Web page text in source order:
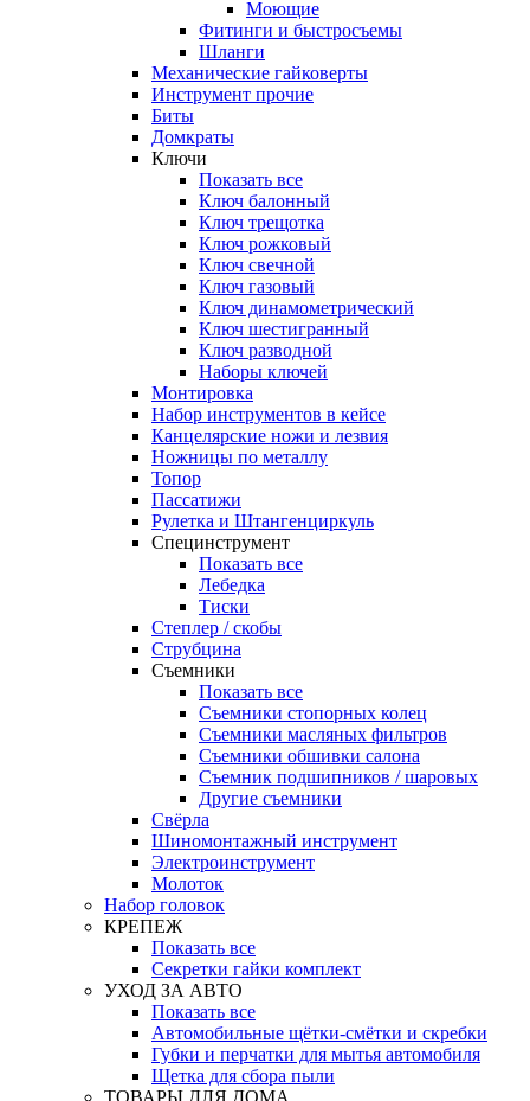
Моющие
Фитинги и быстросъемы
Шланги
Механические гайковерты
Инструмент прочиe
Биты
Домкраты
Ключи
Показать все
Ключ балонный
Ключ трещотка
Ключ рожковый
Ключ свечной
Ключ газовый
Ключ динамометрический
Ключ шестигранный
Ключ разводной
Наборы ключей
Монтировка
Набор инструментов в кейсе
Канцелярские ножи и лезвия
Ножницы по металлу
Топор
Пассатижи
Рулетка и Штангенциркуль
Специнструмент
Показать все
Лебедка
Тиски
Степлер / скобы
Струбцина
Съемники
Показать все
Съемники стопорных колец
Съемники масляных фильтров
Съемники обшивки салона
Съемник подшипников / шаровых
Другие съемники
Свёрла
Шиномонтажный инструмент
Электроинструмент
Молоток
Набор головок
КРЕПЕЖ
Показать все
Секретки гайки комплект
УХОД ЗА АВТО
Показать все
Автомобильные щётки-смётки и скребки
Губки и перчатки для мытья автомобиля
Щетка для сбора пыли